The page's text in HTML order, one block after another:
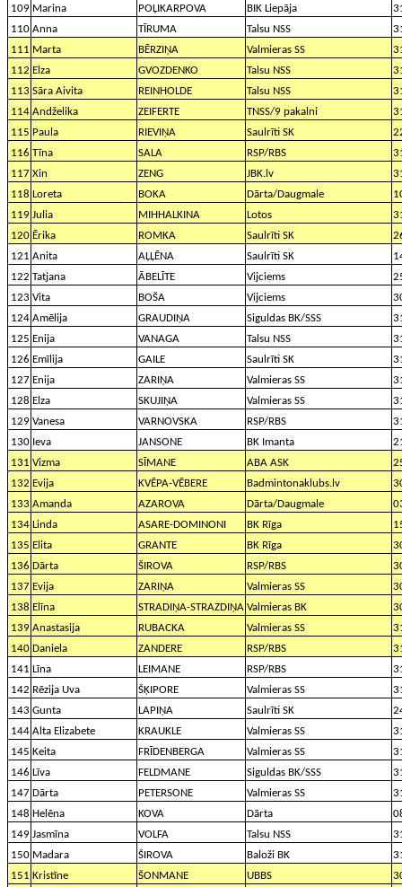
109 Marina POĻIKARPOVA BIK Liepāja
110 Anna TĪRUMA Talsu NSS
111 Marta BĒRZIŅA Valmieras SS
112 Elza GVOZDENKO Talsu NSS
113 Sāra Aivita REINHOLDE Talsu NSS
114 Andželika ZEIFERTE TNSS/9 pakalni
115 Paula RIEVIŅA Saulrīti SK
116 Tīna SALA RSP/RBS
117 Xin ZENG JBK.lv
118 Loreta BOKA Dārta/Daugmale
119 Julia MIHHALKINA Lotos
120 Ērika ROMKA Saulrīti SK
121 Anita AĻĻĒNA Saulrīti SK
122 Tatjana ĀBELĪTE Vijciems
123 Vita BOŠA Vijciems
124 Amēlija GRAUDIŅA Siguldas BK/SSS
125 Enija VANAGA Talsu NSS
126 Emīlija GAILE Saulrīti SK
127 Enija ZARIŅA Valmieras SS
128 Elza SKUJIŅA Valmieras SS
129 Vanesa VARNOVSKA RSP/RBS
130 Ieva JANSONE BK Imanta
131 Vizma SĪMANE ABA ASK
132 Evija KVĒPA-VĒBERE Badmintonaklubs.lv
133 Amanda AZAROVA Dārta/Daugmale
134 Linda ASARE-DOMINONI BK Rīga
135 Elita GRANTE BK Rīga
136 Dārta ŠIROVA RSP/RBS
137 Evija ZARIŅA Valmieras SS
138 Elīna STRADIŅA-STRAZDIŅA Valmieras BK
139 Anastasija RUBACKA Valmieras SS
140 Daniela ZANDERE RSP/RBS
141 Līna LEIMANE RSP/RBS
142 Rēzija Uva ŠĶIPORE Valmieras SS
143 Gunta LAPIŅA Saulrīti SK
144 Alta Elizabete KRAUKLE Valmieras SS
145 Keita FRĪDENBERGA Valmieras SS
146 Līva FELDMANE Siguldas BK/SSS
147 Dārta PETERSONE Valmieras SS
148 Helēna KOVA Dārta
149 Jasmīna VOLFA Talsu NSS
150 Madara ŠIROVA Baloži BK
151 Kristīne ŠONMANE UBBS